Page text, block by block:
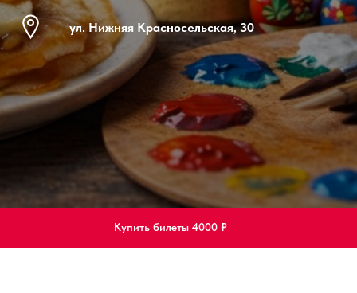
ул. Нижняя Красносельская, 30
Купить билеты 4000 ₽